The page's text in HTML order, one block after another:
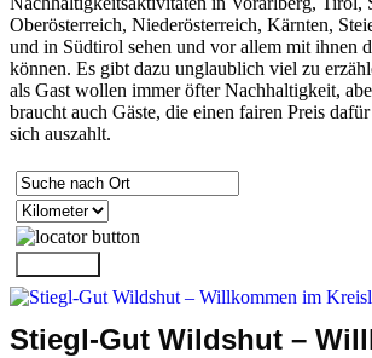
Oberösterreich, Niederösterreich, Kärnten,
und in Südtirol sehen und vor allem mit ihnen
können. Es gibt dazu unglaublich viel zu
als Gast wollen immer öfter Nachhaltigkeit,
braucht auch Gäste, die einen fairen Preis
sich auszahlt.
Stiegl-Gut Wildshut –